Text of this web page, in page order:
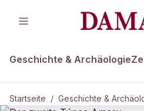
Geschichte & Archäologie
Startseite / Geschichte &